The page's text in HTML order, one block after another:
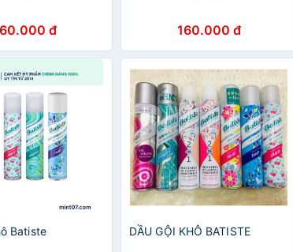
đ 160.000 đ
Batiste DẦU GỘI KHÔ BATISTE